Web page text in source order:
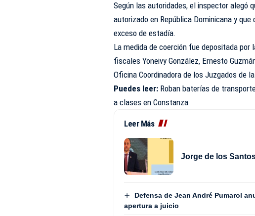
Según las autoridades, el inspector alegó
autorizado en República Dominicana y
exceso de estadía.
La medida de coerción fue depositada
fiscales Yoneivy González, Ernesto
Oficina Coordinadora de los Juzgados de
Puedes leer: Roban baterías de
a clases en Constanza
Leer Más
Jorge de los
Defensa de Jean André Pumarol
apertura a juicio